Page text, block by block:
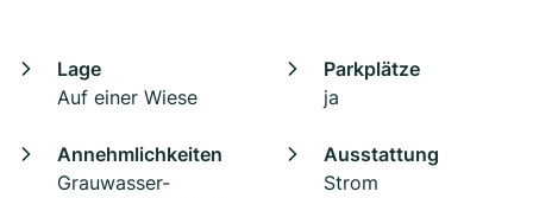
Lage
Auf einer Wiese
Parkplätze
ja
Annehmlichkeiten
Grauwasser-
Ausstattung
Strom